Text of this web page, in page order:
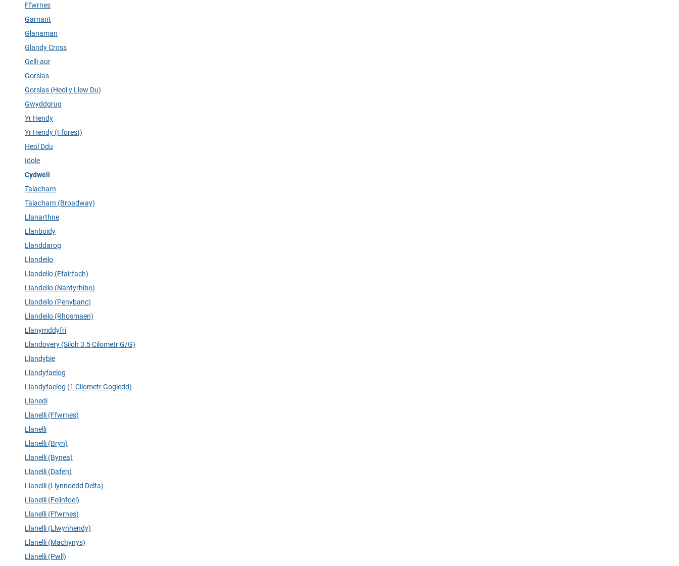
Ffwrnes
Garnant
Glanaman
Glandy Cross
Gelli-aur
Gorslas
Gorslas (Heol y Llew Du)
Gwyddgrug
Yr Hendy
Yr Hendy (Fforest)
Heol Ddu
Idole
Cydweli
Talacharn
Talacharn (Broadway)
Llanarthne
Llanboidy
Llanddarog
Llandeilo
Llandeilo (Ffairfach)
Llandeilo (Nantyrhibo)
Llandeilo (Penybanc)
Llandeilo (Rhosmaen)
Llanymddyfri
Llandovery (Siloh 3.5 Cilometr G/G)
Llandybie
Llandyfaelog
Llandyfaelog (1 Cilometr Gogledd)
Llanedi
Llanelli (Ffwrnes)
Llanelli
Llanelli (Bryn)
Llanelli (Bynea)
Llanelli (Dafen)
Llanelli (Llynnoedd Delta)
Llanelli (Felinfoel)
Llanelli (Ffwrnes)
Llanelli (Llwynhendy)
Llanelli (Machynys)
Llanelli (Pwll)